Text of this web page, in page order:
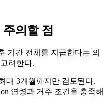
의할 점
기간 전체를 지급한다는 의
려한다.
대 3개월까지만 검토된다.
연령과 거주 조건을 충족해